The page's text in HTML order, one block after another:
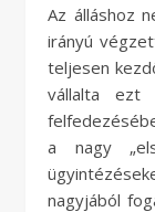
Az álláshoz
irányú
teljesen
vállalta
a nagy
nagyjából